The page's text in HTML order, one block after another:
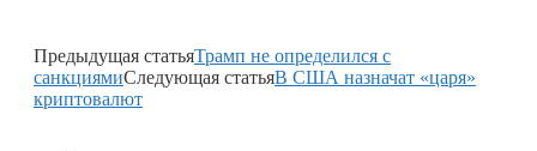
Предыдущая статьяТрамп не определился с
санкциямиСледующая статьяВ США назначат «царя»
криптовалют